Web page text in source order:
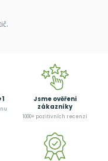
Jsme ověřeni
zákazníky
1000+ pozitivních recenzí